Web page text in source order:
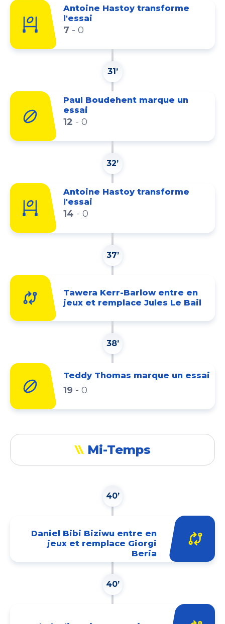
Antoine Hastoy transforme
l'essai
7 - 0
Paul Boudehent marque un
essai
12 - 0
31’
Antoine Hastoy transforme
l'essai
14 - 0
32’
Tawera Kerr-Barlow entre en
jeux et remplace Jules Le Bail
37’
Teddy Thomas marque un essai
19 - 0
38’
Mi-Temps
40’
Daniel Bibi Biziwu entre en
jeux et remplace Giorgi
Beria
40’